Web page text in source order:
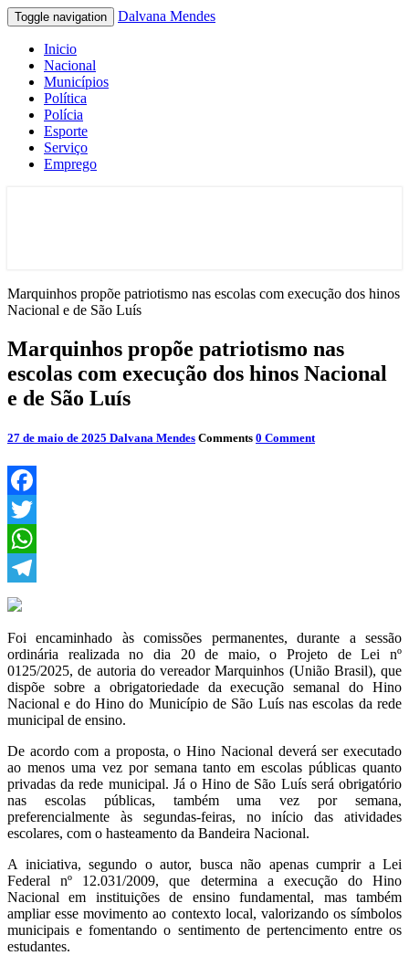
Toggle navigation Dalvana Mendes
Inicio
Nacional
Municípios
Política
Polícia
Esporte
Serviço
Emprego
Marquinhos propõe patriotismo nas escolas com execução dos hinos
Nacional e de São Luís
Marquinhos propõe patriotismo nas
escolas com execução dos hinos Nacional
e de São Luís
27 de maio de 2025 Dalvana Mendes Comments 0 Comment
Facebook
Twitter
WhatsApp
Telegram
Foi encaminhado às comissões permanentes, durante a sessão
ordinária realizada no dia 20 de maio, o Projeto de Lei nº
0125/2025, de autoria do vereador Marquinhos (União Brasil), que
dispõe sobre a obrigatoriedade da execução semanal do Hino
Nacional e do Hino do Município de São Luís nas escolas da rede
municipal de ensino.
De acordo com a proposta, o Hino Nacional deverá ser executado
ao menos uma vez por semana tanto em escolas públicas quanto
privadas da rede municipal. Já o Hino de São Luís será obrigatório
nas escolas públicas, também uma vez por semana,
preferencialmente às segundas-feiras, no início das atividades
escolares, com o hasteamento da Bandeira Nacional.
A iniciativa, segundo o autor, busca não apenas cumprir a Lei
Federal nº 12.031/2009, que determina a execução do Hino
Nacional em instituições de ensino fundamental, mas também
ampliar esse movimento ao contexto local, valorizando os símbolos
municipais e fomentando o sentimento de pertencimento entre os
estudantes.